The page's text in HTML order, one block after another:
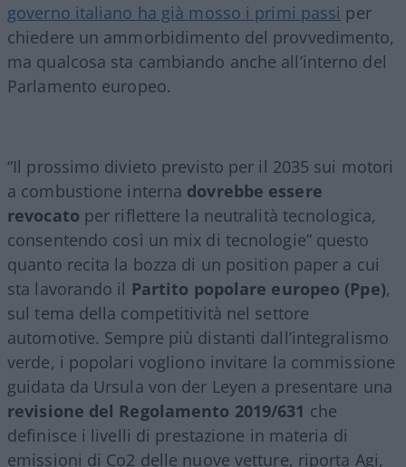
governo italiano ha già mosso i primi passi per
chiedere un ammorbidimento del provvedimento,
ma qualcosa sta cambiando anche all’interno del
Parlamento europeo.
“Il prossimo divieto previsto per il 2035 sui motori
a combustione interna dovrebbe essere
revocato per riflettere la neutralità tecnologica,
consentendo così un mix di tecnologie” questo
quanto recita la bozza di un position paper a cui
sta lavorando il Partito popolare europeo (Ppe),
sul tema della competitività nel settore
automotive. Sempre più distanti dall’integralismo
verde, i popolari vogliono invitare la commissione
guidata da Ursula von der Leyen a presentare una
revisione del Regolamento 2019/631 che
definisce i livelli di prestazione in materia di
emissioni di Co2 delle nuove vetture, riporta Agi,